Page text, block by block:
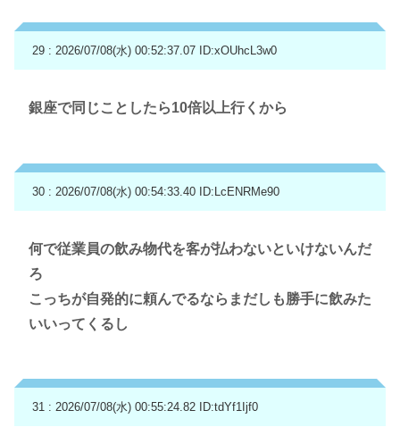
29 : 2026/07/08(水) 00:52:37.07 ID:xOUhcL3w0
銀座で同じことしたら10倍以上行くから
30 : 2026/07/08(水) 00:54:33.40 ID:LcENRMe90
何で従業員の飲み物代を客が払わないといけないんだ
ろ
こっちが自発的に頼んでるならまだしも勝手に飲みた
いいってくるし
31 : 2026/07/08(水) 00:55:24.82 ID:tdYf1Ijf0